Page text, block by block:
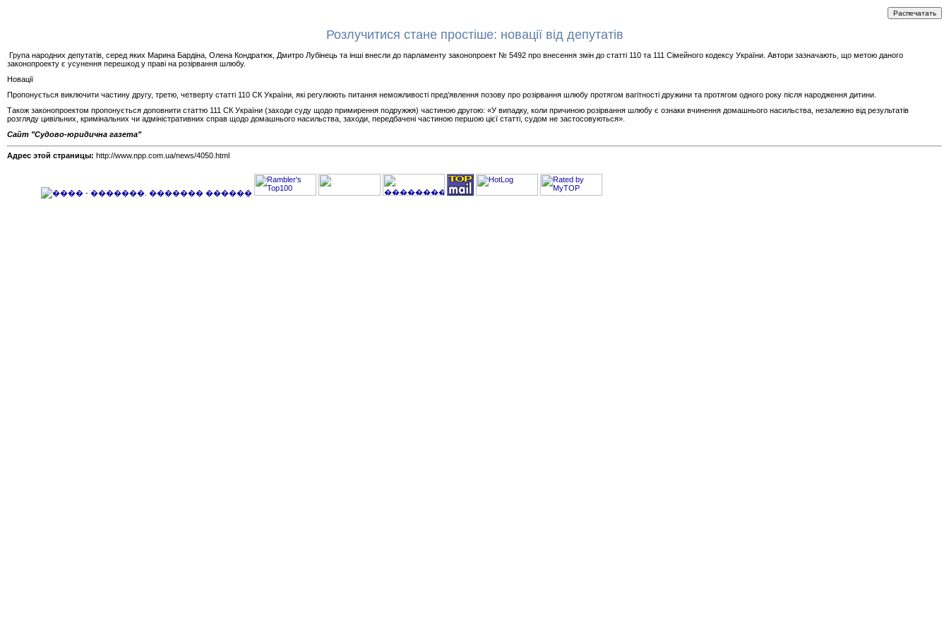
Розлучитися стане простіше: новації від депутатів
Група народних депутатів, серед яких Марина Бардіна, Олена Кондратюк, Дмитро Лубінець та інші внесли до парламенту законопроект № 5492 про внесення змін до статті 110 та 111 Сімейного кодексу України. Автори зазначають, що метою даного
законопроекту є усунення перешкод у праві на розірвання шлюбу.
Новації
Пропонується виключити частину другу, третю, четверту статті 110 СК України, які регулюють питання неможливості пред’явлення позову про розірвання шлюбу протягом вагітності дружини та протягом одного року після народження дитини.
Також законопроектом пропонується доповнити статтю 111 СК України (заходи суду щодо примирення подружжя) частиною другою: «У випадку, коли причиною розірвання шлюбу є ознаки вчинення домашнього насильства, незалежно від результатів
розгляду цивільних, кримінальних чи адміністративних справ щодо домашнього насильства, заходи, передбачені частиною першою цієї статті, судом не застосовуються».
Сайт "Судово-юридична газета"
Адрес этой страницы: http://www.npp.com.ua/news/4050.html